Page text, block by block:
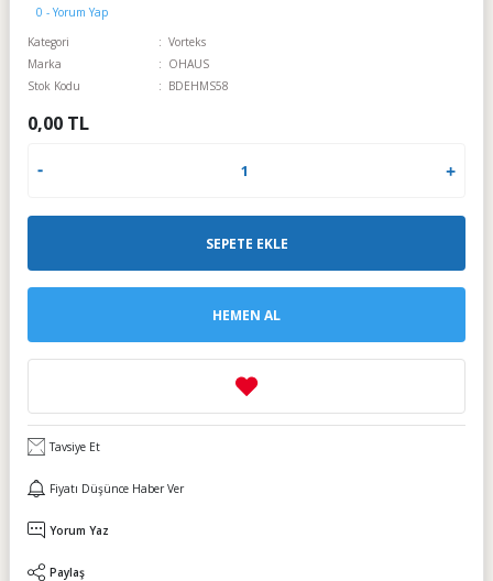
0 - Yorum Yap
Kategori
Vorteks
Marka
OHAUS
Stok Kodu
BDEHMS58
0,00 TL
SEPETE EKLE
HEMEN AL
Tavsiye Et
Fiyatı Düşünce Haber Ver
Yorum Yaz
Paylaş